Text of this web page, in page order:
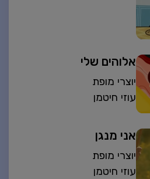
אלוהים שלי
יוצרי מופת
עוזי חיטמן
אני מנגן
יוצרי מופת
עוזי חיטמן